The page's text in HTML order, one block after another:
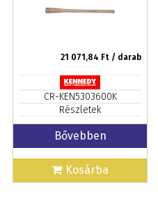
21 071,84 Ft / darab
CR-KEN5303600K
Részletek
Bővebben
Kosárba